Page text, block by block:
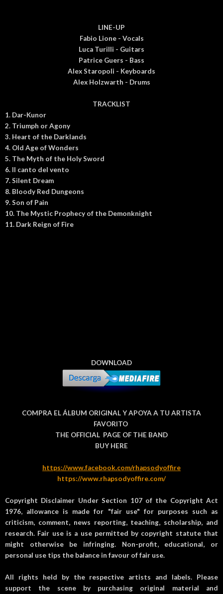
LINE-UP
Fabio Lione - Vocals
Luca Turilli - Guitars
Patrice Guers - Bass
Alex Staropoli - Keyboards
Alex Holzwarth - Drums
TRACKLIST
1. Dar-Kunor
2. Triumph or Agony
3. Heart of the Darklands
4. Old Age of Wonders
5. The Myth of the Holy Sword
6. Il canto del vento
7. Silent Dream
8. Bloody Red Dungeons
9. Son of Pain
10. The Mystic Prophecy of the Demonknight
11. Dark Reign of Fire
DOWNLOAD
COMPRA EL ÁLBUM ORIGINAL Y APOYA A TU ARTISTA
FAVORITO
THE OFFICIAL PAGE OF THE BAND
BUY HERE
https://www.facebook.com/rhapsodyoffire
https://www.rhapsodyoffire.com/
Copyright Disclaimer Under Section 107 of the Copyright Act
1976, allowance is made for "fair use" for purposes such as
criticism, comment, news reporting, teaching, scholarship, and
research. Fair use is a use permitted by copyright statute that
might otherwise be infringing. Non-profit, educational, or
personal use tips the balance in favour of fair use.
All rights held by the respective artists and labels. Please
support the scene by purchasing original material and